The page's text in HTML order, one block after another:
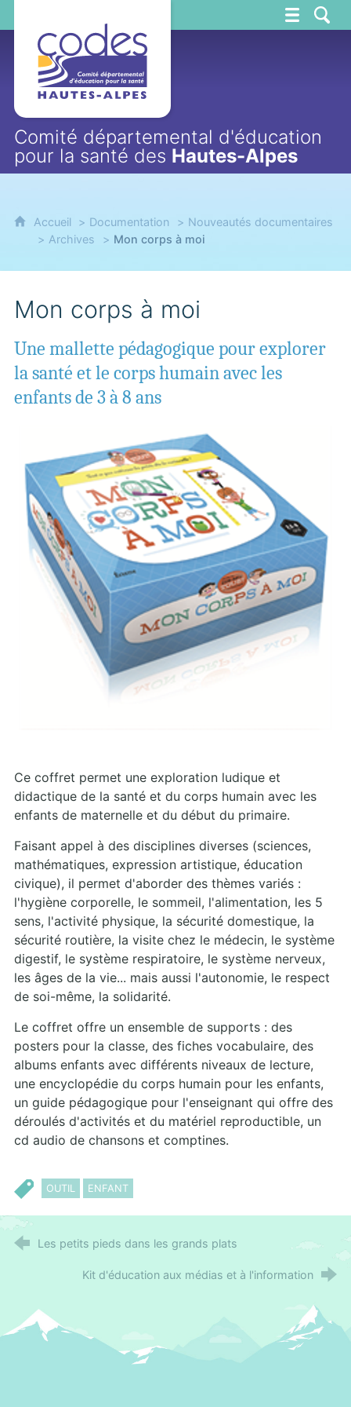
Comité départemental d'éducation
pour la santé des Hautes-Alpes
Accueil Documentation
Nouveautés documentaires
Archives
Mon corps à moi
Mon corps à moi
Une mallette pédagogique pour explorer
la santé et le corps humain avec les
enfants de 3 à 8 ans
Ce coffret permet une exploration ludique et
didactique de la santé et du corps humain avec les
enfants de maternelle et du début du primaire.
Faisant appel à des disciplines diverses (sciences,
mathématiques, expression artistique, éducation
civique), il permet d'aborder des thèmes variés :
l'hygiène corporelle, le sommeil, l'alimentation, les 5
sens, l'activité physique, la sécurité domestique, la
sécurité routière, la visite chez le médecin, le système
digestif, le système respiratoire, le système nerveux,
les âges de la vie... mais aussi l'autonomie, le respect
de soi-même, la solidarité.
Le coffret offre un ensemble de supports : des
posters pour la classe, des fiches vocabulaire, des
albums enfants avec différents niveaux de lecture,
une encyclopédie du corps humain pour les enfants,
un guide pédagogique pour l'enseignant qui offre des
déroulés d'activités et du matériel reproductible, un
cd audio de chansons et comptines.
OUTIL ENFANT
Les petits pieds dans les grands plats
Kit d'éducation aux médias et à l'information